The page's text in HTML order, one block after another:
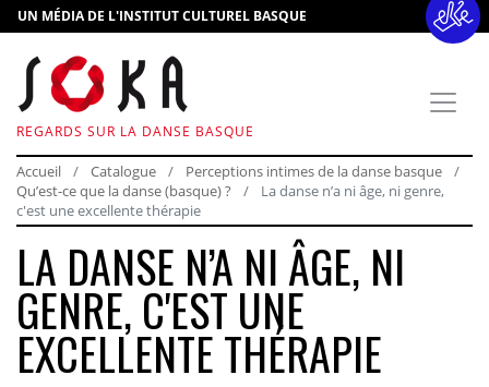
UN MÉDIA DE L'INSTITUT CULTUREL BASQUE
REGARDS SUR LA DANSE BASQUE
Accueil Catalogue
Perceptions intimes de la danse basque
Qu’est-ce que la danse (basque) ?
La danse n’a ni âge, ni genre,
c'est une excellente thérapie
LA DANSE N’A NI ÂGE, NI
GENRE, C'EST UNE
EXCELLENTE THÉRAPIE